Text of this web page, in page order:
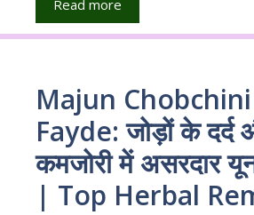
Read more
Majun
Fayde: जोड़ों के दर्द
कमजोरी में असरदार
| Top Herbal